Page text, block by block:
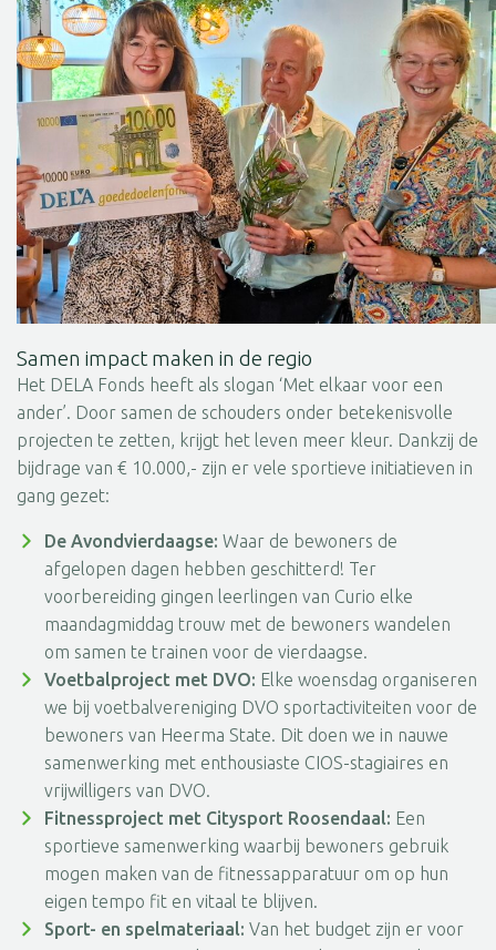
Samen impact maken in de regio
Het DELA Fonds heeft als slogan ‘Met elkaar voor een
ander’. Door samen de schouders onder betekenisvolle
projecten te zetten, krijgt het leven meer kleur. Dankzij de
bijdrage van € 10.000,- zijn er vele sportieve initiatieven in
gang gezet:
De Avondvierdaagse: Waar de bewoners de
afgelopen dagen hebben geschitterd! Ter
voorbereiding gingen leerlingen van Curio elke
maandagmiddag trouw met de bewoners wandelen
om samen te trainen voor de vierdaagse.
Voetbalproject met DVO: Elke woensdag organiseren
we bij voetbalvereniging DVO sportactiviteiten voor de
bewoners van Heerma State. Dit doen we in nauwe
samenwerking met enthousiaste CIOS-stagiaires en
vrijwilligers van DVO.
Fitnessproject met Citysport Roosendaal: Een
sportieve samenwerking waarbij bewoners gebruik
mogen maken van de fitnessapparatuur om op hun
eigen tempo fit en vitaal te blijven.
Sport- en spelmateriaal: Van het budget zijn er voor